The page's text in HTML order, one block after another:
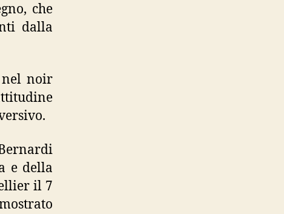
che
dalla
nel noir
e della
il 7